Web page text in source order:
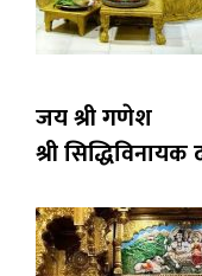
जय श्री गणेश
श्री सिद्धिविनायक